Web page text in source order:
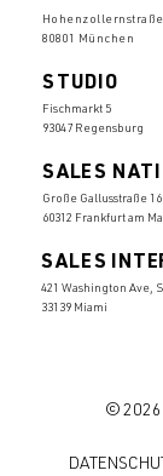
Hohenzollernstraße
80801 München
STUDIO
Fischmarkt 5
93047 Regensburg
SALES
Große Gallusstraße
60312 Frankfurt am
SALES
421 Washington Ave,
33139 Miami
©